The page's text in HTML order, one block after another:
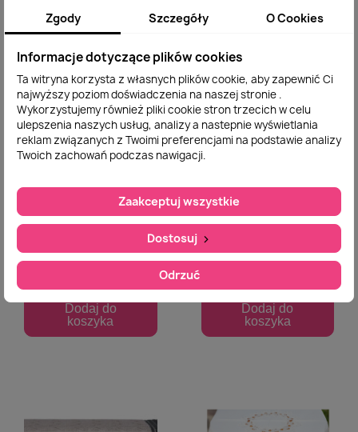
Sztuki
Dodaj do
koszyka
Sztuki
Dodaj do
koszyka
Zgody Szczegóły O Cookies
Informacje dotyczące plików cookies
Ta witryna korzysta z własnych plików cookie, aby zapewnić Ci
najwyższy poziom doświadczenia na naszej stronie .
Wykorzystujemy również pliki cookie stron trzecich w celu
ulepszenia naszych usług, analizy a nastepnie wyświetlania
reklam związanych z Twoimi preferencjami na podstawie analizy
Twoich zachowań podczas nawigacji.
Odrzuć
Dostosuj
Zaakceptuj wszystkie